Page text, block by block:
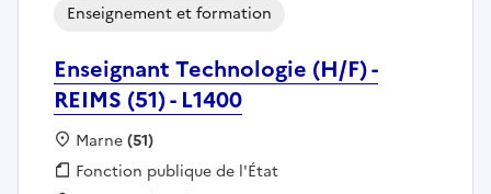
Enseignant Technologie (H/F) -
REIMS (51) - L1400
Enseignement et formation
Localisation :
Marne(51)
Fonction publique :
Fonction publique de l'État